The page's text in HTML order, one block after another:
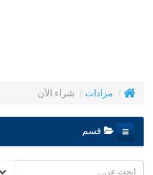
مزادات شراء الآن
قسم